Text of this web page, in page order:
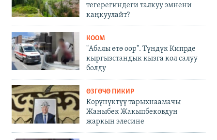
тегерегиндеги талкуу эмнени
каңкуулайт?
КООМ
"Абалы өтө оор". Түндүк Кипрде
кыргызстандык кызга кол салуу
болду
ӨЗГӨЧӨ ПИКИР
Көрүнүктүү тарыхнаамачы
Жаныбек Жакыпбековдун
жаркын элесине